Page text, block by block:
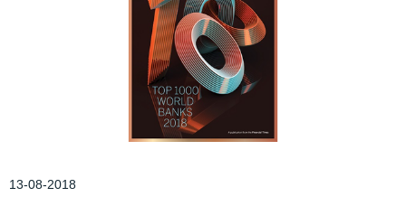
13-08-2018